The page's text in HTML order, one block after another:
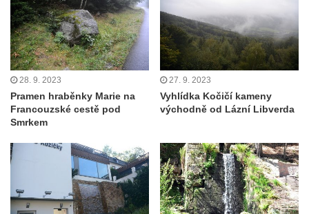
28. 9. 2023
Pramen hraběnky Marie na
Francouzské cestě pod
Smrkem
27. 9. 2023
Vyhlídka Kočičí kameny
východně od Lázní Libverda